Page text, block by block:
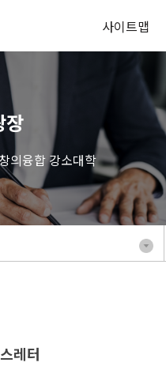
사이트맵
장
의융합 강소대학
레터